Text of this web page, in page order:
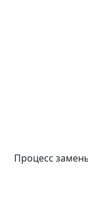
Процесс